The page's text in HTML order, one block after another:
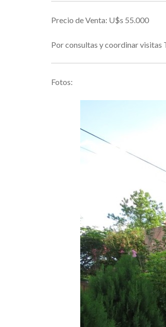
Precio de Venta: U$s 55.000
Por consultas y coordinar
Fotos: